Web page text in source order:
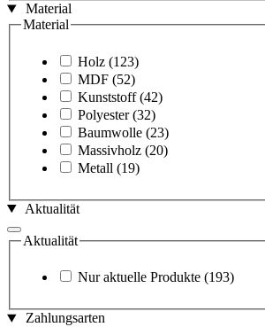
Material
Material
Holz (123)
MDF (52)
Kunststoff (42)
Polyester (32)
Baumwolle (23)
Massivholz (20)
Metall (19)
Aktualität
Aktualität
Nur aktuelle Produkte (193)
Zahlungsarten